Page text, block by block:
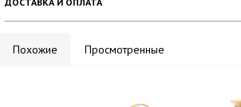
Похожие Просмотренные